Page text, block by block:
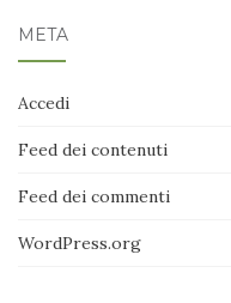
META
Accedi
Feed dei contenuti
Feed dei commenti
WordPress.org